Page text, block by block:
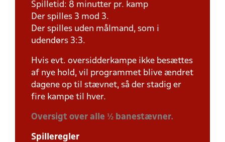
Spilletid: 8 minutter pr. kamp
Der spilles 3 mod 3.
Der spilles uden målmand, som i
udendørs 3:3.
Hvis evt. oversidderkampe ikke besættes
af nye hold, vil programmet blive ændret
dagene op til stævnet, så der stadig er
fire kampe til hver.
Oversigt over alle ½ banestævner.
Spilleregler